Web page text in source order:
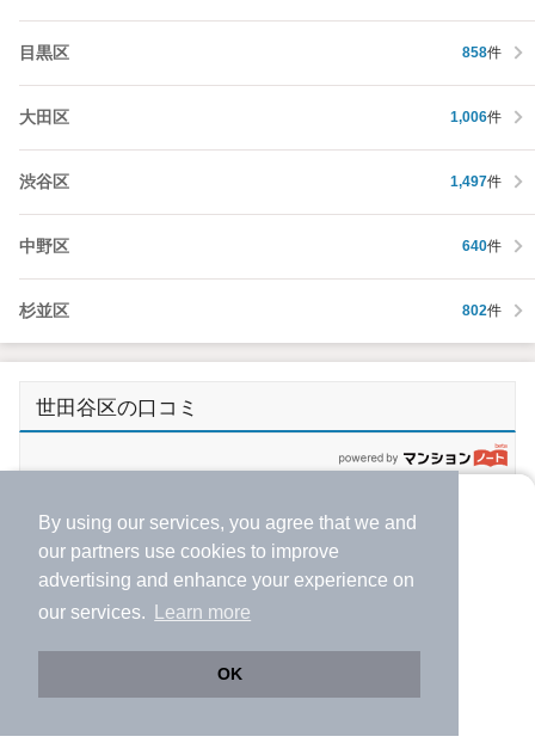
By using our services, you agree that we and
our partners use cookies to improve
advertising and enhance your experience on
our services.
Learn more
OK
より使いやすくなった
アプリで物件探ししませんか？
サクサク動く地図で物件検索
目黒区 858件
大田区 1,006件
渋谷区 1,497件
中野区 640件
杉並区 802件
世田谷区の口コミ
4.0
60代以上/男性/購入検討者
隣の方々のボランティアで整理されているようで、住民の皆さん
の意識の高さが感じらます。散歩やジョギングに最適ではないで
しょうか。自転車用の道と分離されているので、小さいお子さん
た。小川（再生水のようです）に、大きな鯉が泳いでいました。緑